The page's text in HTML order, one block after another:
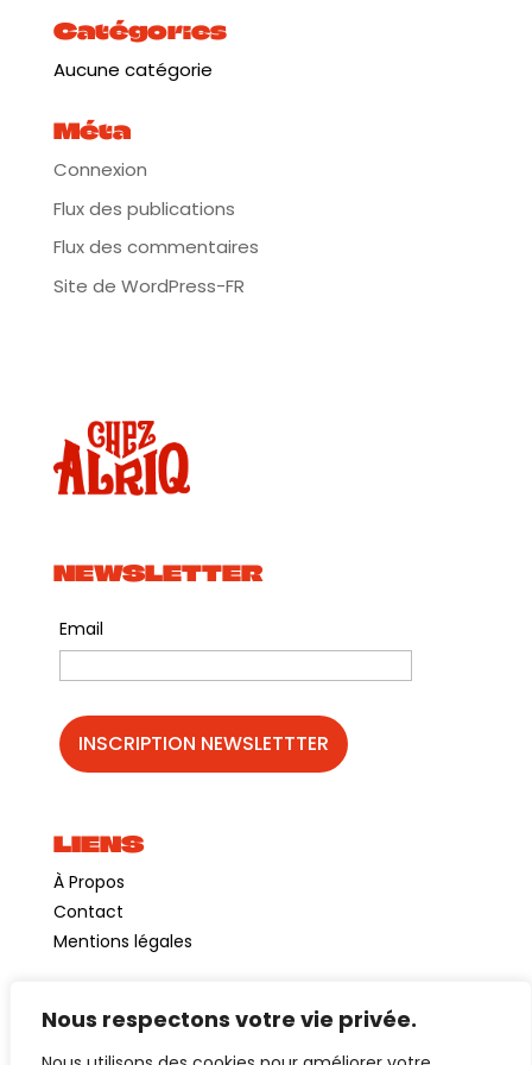
Nous respectons votre vie privée.
hop, des lyrics en anglais et en français forment une
recette étonnante de modernité, de fraicheur, et de
maturité.
Catégories
Aucune catégorie
Méta
Connexion
Flux des publications
Flux des commentaires
Site de WordPress-FR
NEWSLETTER
Email
LIENS
À Propos
Contact
Mentions légales
©GuinguetteChezAlriq2026